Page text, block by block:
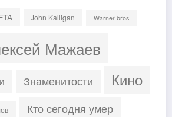
John Kalligan Warner bros
Мажаев
Знаменитости Кино
Кто сегодня умер